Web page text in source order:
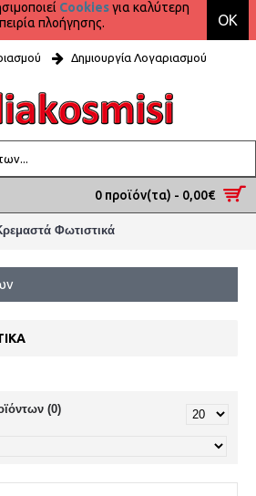
Cookiesγια καλύτερη
πλοήγησης.
OK
Δημιουργία Λογαριασμού
0 προϊόν(τα) - 0,00€
Φωτιστικά
(0)